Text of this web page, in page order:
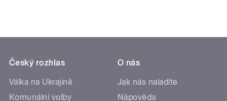
Český rozhlas
Válka na Ukrajině
Komunální volby
O nás
Jak nás naladíte
Nápověda